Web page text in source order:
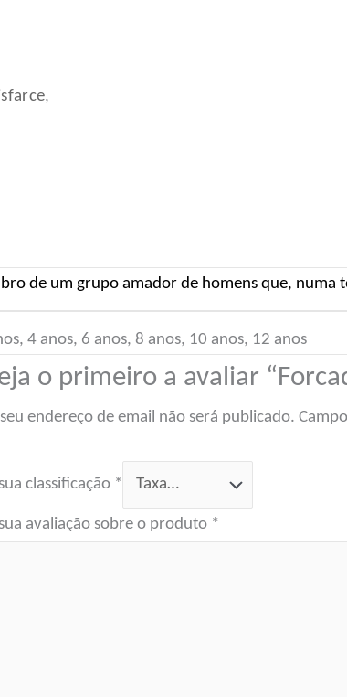
,
de um grupo amador de homens que, numa
4 anos, 6 anos, 8 anos, 10 anos, 12 anos
o primeiro a avaliar
endereço de email não será publicado.
classificação *
avaliação sobre o produto *